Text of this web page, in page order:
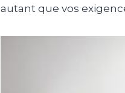
autant que vos